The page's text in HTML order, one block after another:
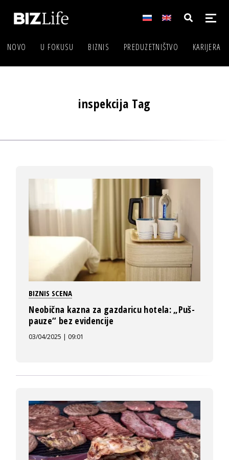
NOVO U FOKUSU BIZNIS PREDUZETNIŠTVO KARIJERA
inspekcija Tag
BIZNIS SCENA
Neobična kazna za gazdaricu hotela: „Puš-
pauze“ bez evidencije
03/04/2025 | 09:01